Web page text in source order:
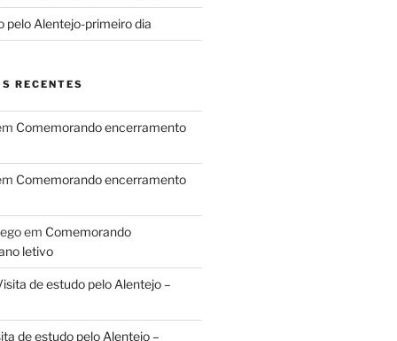
pelo Alentejo-primeiro dia
RECENTES
Comemorando encerramento
Comemorando encerramento
em Comemorando
letivo
de estudo pelo Alentejo –
de estudo pelo Alentejo –